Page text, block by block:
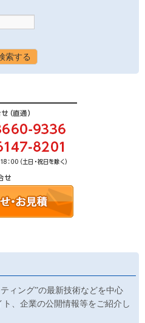
ィング”の最新技術などを中心
、企業の公開情報等をご紹介し